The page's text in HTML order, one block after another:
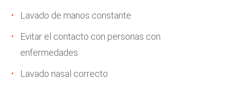
Lavado de manos constante
Evitar el contacto con personas con
enfermedades
Lavado nasal correcto